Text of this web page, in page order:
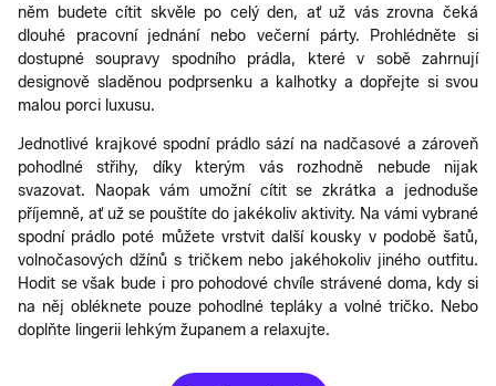
něm budete cítit skvěle po celý den, ať už vás zrovna čeká
dlouhé pracovní jednání nebo večerní párty. Prohlédněte si
dostupné soupravy spodního prádla, které v sobě zahrnují
designově sladěnou podprsenku a kalhotky a dopřejte si svou
malou porci luxusu.
Jednotlivé krajkové spodní prádlo sází na nadčasové a zároveň
pohodlné střihy, díky kterým vás rozhodně nebude nijak
svazovat. Naopak vám umožní cítit se zkrátka a jednoduše
příjemně, ať už se pouštíte do jakékoliv aktivity. Na vámi vybrané
spodní prádlo poté můžete vrstvit další kousky v podobě šatů,
volnočasových džínů s tričkem nebo jakéhokoliv jiného outfitu.
Hodit se však bude i pro pohodové chvíle strávené doma, kdy si
na něj obléknete pouze pohodlné tepláky a volné tričko. Nebo
doplňte lingerii lehkým županem a relaxujte.